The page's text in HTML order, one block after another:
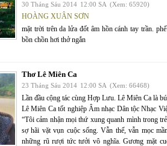
30 Tháng Sáu 2014 12:00 SA (Xem: 65920)
HOÀNG XUÂN SƠN
mặt trời trên da lửa đốt âm hồn cánh tay trần.
bồn chồn hơi thở ngắn
Thơ Lê Miên Ca
23 Tháng Sáu 2014 12:00 SA (Xem: 66468)
Lần đầu cộng tác cùng Hợp Lưu. Lê Miên Ca là
Lê Miên Ca tốt nghiệp Âm nhạc Dân tộc Nhạc
“Tôi cảm nhận mọi thứ xung quanh mình trong
sợ hãi vặt vụn cuộc sống. Vẫn thế, vẫn mọc
những rũ rượi tức tưởi vô nghĩa. Gương mặt